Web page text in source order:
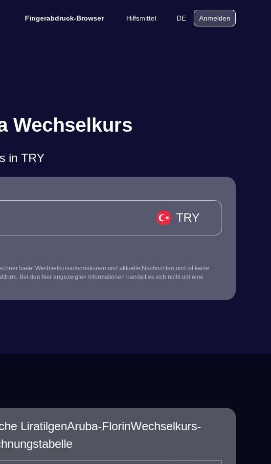
Fingerabdruck-Browser Hilfsmittel DE Anmelden
Wechselkurs
in TRY
TRY
bietet Wechselkursinformationen und aktuelle Nachrichten und ist keine
Bei den hier angezeigten Informationen handelt es sich nicht um eine
LiratilgenAruba-FlorinWechselkurs-